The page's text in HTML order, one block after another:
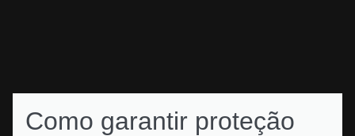
Como garantir proteção